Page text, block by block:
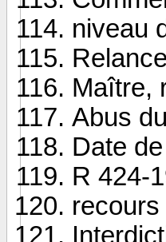
niveau
Maître,
Abus
Date
R 424-